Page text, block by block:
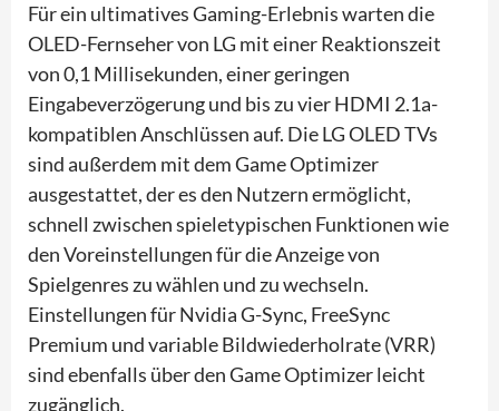
Für ein ultimatives Gaming-Erlebnis warten die
OLED-Fernseher von LG mit einer Reaktionszeit
von 0,1 Millisekunden, einer geringen
Eingabeverzögerung und bis zu vier HDMI 2.1a-
kompatiblen Anschlüssen auf. Die LG OLED TVs
sind außerdem mit dem Game Optimizer
ausgestattet, der es den Nutzern ermöglicht,
schnell zwischen spieletypischen Funktionen wie
den Voreinstellungen für die Anzeige von
Spielgenres zu wählen und zu wechseln.
Einstellungen für Nvidia G-Sync, FreeSync
Premium und variable Bildwiederholrate (VRR)
sind ebenfalls über den Game Optimizer leicht
zugänglich.